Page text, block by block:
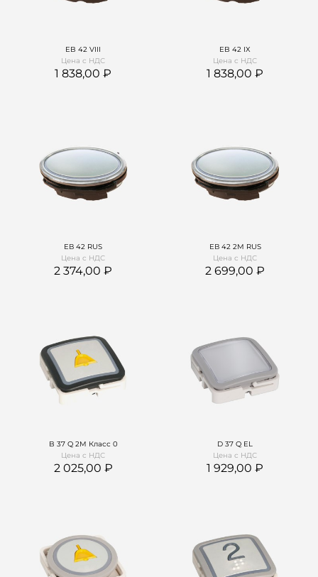
EB 42 VIII
Цена с НДС
1 838,00
EB 42 IX
Цена с НДС
1 838,00
ЕВ 42 RUS
Цена с НДС
2 374,00
ЕВ 42 2М RUS
Цена с НДС
2 699,00
B 37 Q 2M Класс 0
Цена с НДС
2 025,00
D 37 Q EL
Цена с НДС
1 929,00